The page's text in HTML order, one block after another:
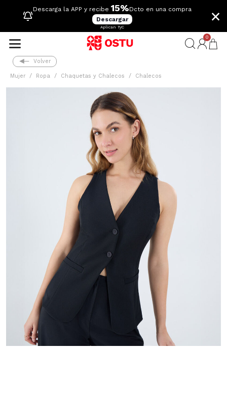
Descarga la APP y recibe 15%Dcto en una compra
Descargar
Aplican TyC
×
0
Volver
Mujer Ropa Chaquetas y Chalecos Chalecos